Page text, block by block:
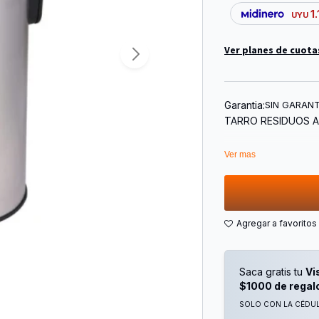
UYU
Ver planes de
Garantia:SIN
TARRO RESIDUOS
Ver mas
Saca gratis tu
$1000 de
SOLO CON LA